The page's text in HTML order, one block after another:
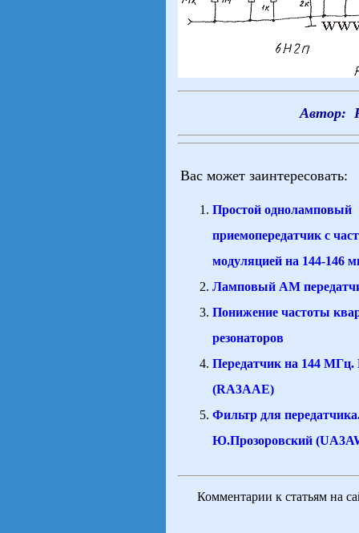
Автор:
Вас может заинтересовать:
Простой одноламповый
приемопередатчик с
модуляцией на 144-146
Ламповый АМ
Понижение частоты
резонаторов
Передатчик на 144
(RA3AAE)
Фильтр для
Ю.Прозоровский
Комментарии к статьям на